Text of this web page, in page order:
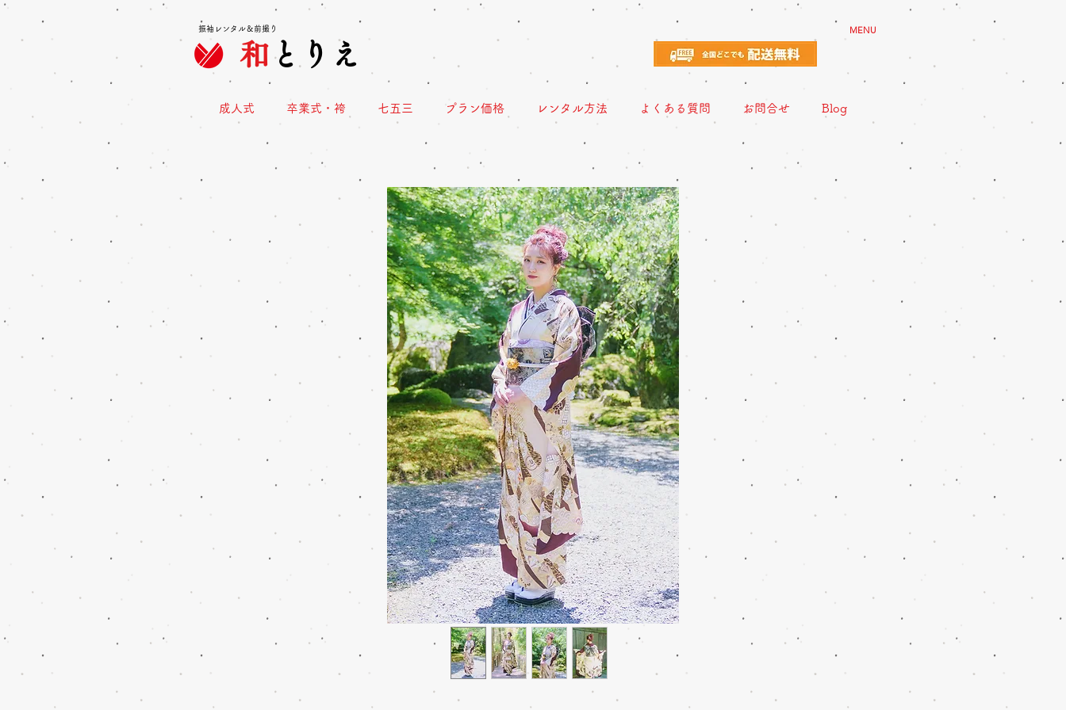
和とりえ
振袖レンタル＆前撮り MENU
成人式 卒業式・袴 七五三 プラン価格 レンタル方法 よくある質問 お問合せ Blog